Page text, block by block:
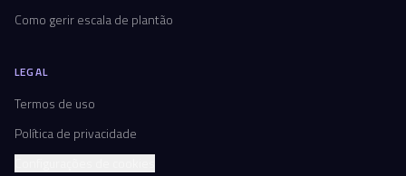
Como gerir escala de plantão
LEGAL
Termos de uso
Política de privacidade